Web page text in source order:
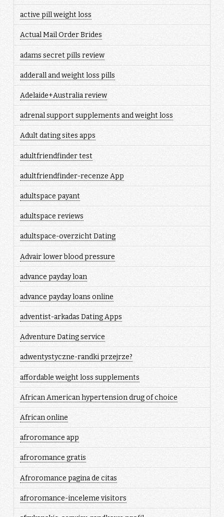
active pill weight loss
Actual Mail Order Brides
adams secret pills review
adderall and weight loss pills
Adelaide+Australia review
adrenal support supplements and weight loss
Adult dating sites apps
adultfriendfinder test
adultfriendfinder-recenze App
adultspace payant
adultspace reviews
adultspace-overzicht Dating
Advair lower blood pressure
advance payday loan
advance payday loans online
adventist-arkadas Dating Apps
Adventure Dating service
adwentystyczne-randki przejrze?
affordable weight loss supplements
African American hypertension drug of choice
African online
afroromance app
afroromance gratis
Afroromance pagina de citas
afroromance-inceleme visitors